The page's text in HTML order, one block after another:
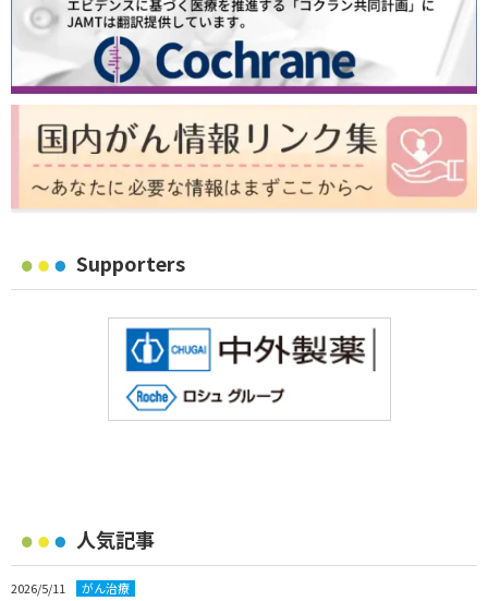
Supporters
人気記事
2026/5/11 がん治療